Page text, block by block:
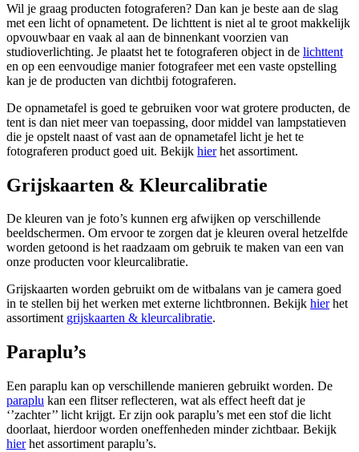
Wil je graag producten fotograferen? Dan kan je beste aan de slag
met een licht of opnametent. De lichttent is niet al te groot makkelijk
opvouwbaar en vaak al aan de binnenkant voorzien van
studioverlichting. Je plaatst het te fotograferen object in de lichttent
en op een eenvoudige manier fotografeer met een vaste opstelling
kan je de producten van dichtbij fotograferen.
De opnametafel is goed te gebruiken voor wat grotere producten, de
tent is dan niet meer van toepassing, door middel van lampstatieven
die je opstelt naast of vast aan de opnametafel licht je het te
fotograferen product goed uit. Bekijk hierhet assortiment.
Grijskaarten & Kleurcalibratie
De kleuren van je foto’s kunnen erg afwijken op verschillende
beeldschermen. Om ervoor te zorgen dat je kleuren overal hetzelfde
worden getoond is het raadzaam om gebruik te maken van een van
onze producten voor kleurcalibratie.
Grijskaarten worden gebruikt om de witbalans van je camera goed
in te stellen bij het werken met externe lichtbronnen. Bekijk hierhet
assortiment grijskaarten & kleurcalibratie.
Paraplu’s
Een paraplu kan op verschillende manieren gebruikt worden. De
paraplu kan een flitser reflecteren, wat als effect heeft dat je
‘’zachter’’ licht krijgt. Er zijn ook paraplu’s met een stof die licht
doorlaat, hierdoor worden oneffenheden minder zichtbaar. Bekijk
hierhet assortiment paraplu’s.